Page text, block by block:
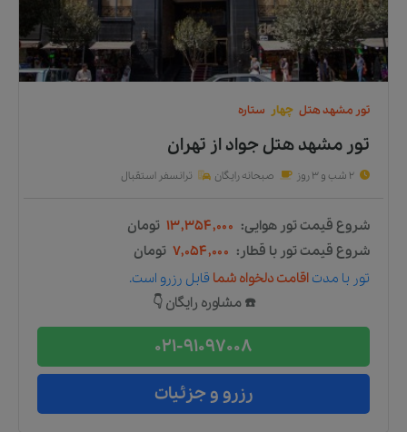
تور مشهدهتل چهار ستاره
تور مشهد هتل جواداز تهران
2 شب و 3 روز صبحانه رایگان ترانسفر استقبال
شروع قیمت تور هوایی: ۱۳,۳۵۴,۰۰۰ تومان
شروع قیمت تور با قطار: ۷,۰۵۴,۰۰۰ تومان
تور با مدت اقامت دلخواه شما قابل رزرو است.
☎️ مشاوره رایگان 👇
021-91097008
رزرو و جزئیات